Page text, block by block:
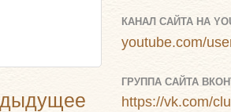
КАНАЛ САЙТА НА
youtube.com/
ГРУППА САЙТА
https://vk.com/